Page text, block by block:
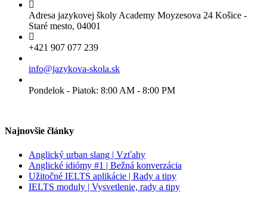
Adresa jazykovej školy Academy Moyzesova 24 Košice -
Staré mesto, 04001
+421 907 077 239
info@jazykova-skola.sk
Pondelok - Piatok: 8:00 AM - 8:00 PM
Najnovšie články
Anglický urban slang | Vzťahy
Anglické idiómy #1 | Bežná konverzácia
Užitočné IELTS aplikácie | Rady a tipy
IELTS moduly | Vysvetlenie, rady a tipy